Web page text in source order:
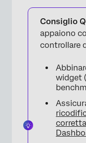
Consiglio
appaiono
controllare
widget